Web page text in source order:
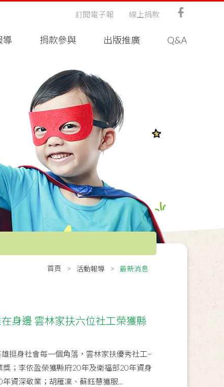
導 捐款參與 出版推廣 Q&A
訂閱電子報 線上捐款
首頁 活動報導 最新消息
身邊 雲林家扶六位社工榮獲縣
挺身社會每一個角落，雲林家扶優秀社工~
；李依盈榮獲縣府20年及衛福部20年資身
資深敬業；胡雁凜、蘇鈺慧獲服...